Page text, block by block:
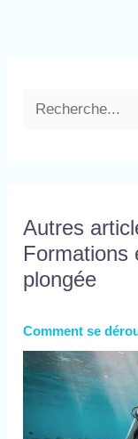
Autres
Formations
plongée
Comment se